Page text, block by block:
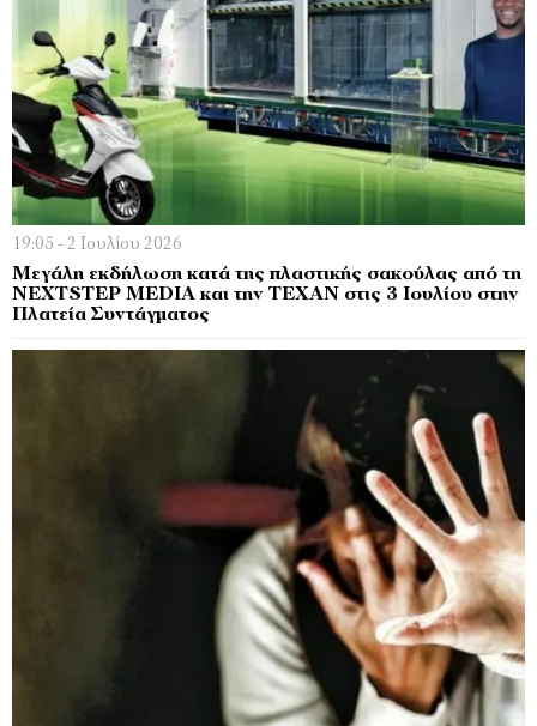
19:05 - 2 Ιουλίου 2026
Μεγάλη εκδήλωση κατά της πλαστικής σακούλας από τη
NEXTSTEP MEDIA και την ΤΕΧΑΝ στις 3 Ιουλίου στην
Πλατεία Συντάγματος